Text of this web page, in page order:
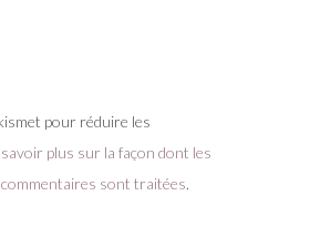
pour réduire les
savoir plus sur la façon dont les
sont traitées.